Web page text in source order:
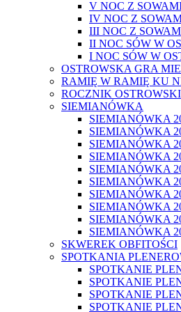
V NOC Z
IV NOC Z
III NOC Z
II NOC SÓW W
I NOC SÓW W
OSTROWSKA GRA
RAMIĘ W RAMIĘ KU
ROCZNIK OSTROWSKI
SIEMIANÓWKA
SIEMIANÓWKA
SIEMIANÓWKA
SIEMIANÓWKA
SIEMIANÓWKA
SIEMIANÓWKA
SIEMIANÓWKA
SIEMIANÓWKA
SIEMIANÓWKA
SIEMIANÓWKA
SIEMIANÓWKA
SKWEREK OBFITOŚCI
SPOTKANIA
SPOTKANIE
SPOTKANIE
SPOTKANIE
SPOTKANIE